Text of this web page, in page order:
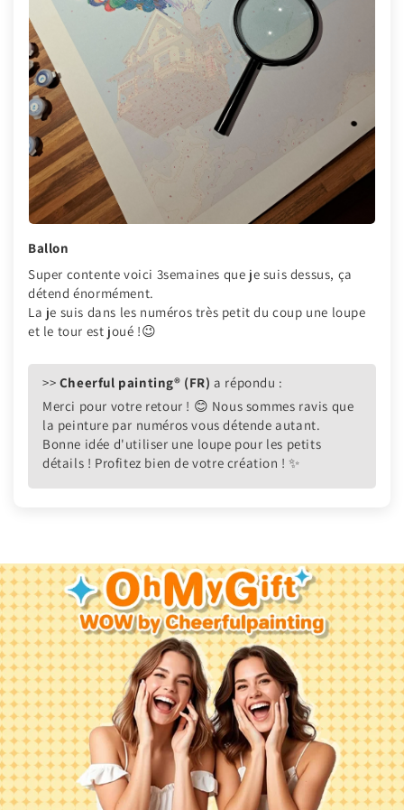
Ballon
Super contente voici 3semaines que je suis dessus, ça
détend énormément.
La je suis dans les numéros très petit du coup une loupe
et le tour est joué !😉
>> Cheerful painting® (FR) a répondu :
Merci pour votre retour ! 😊 Nous sommes ravis que
la peinture par numéros vous détende autant.
Bonne idée d'utiliser une loupe pour les petits
détails ! Profitez bien de votre création ! ✨